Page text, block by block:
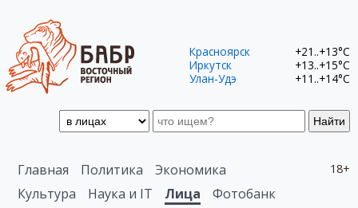
Найти
Красноярск
+21..+13°C
Иркутск
+13..+15°C
Улан-Удэ
+11..+14°C
18+
Главная Политика
Экономика
Культура
Наука и IT Лица
Фотобанк